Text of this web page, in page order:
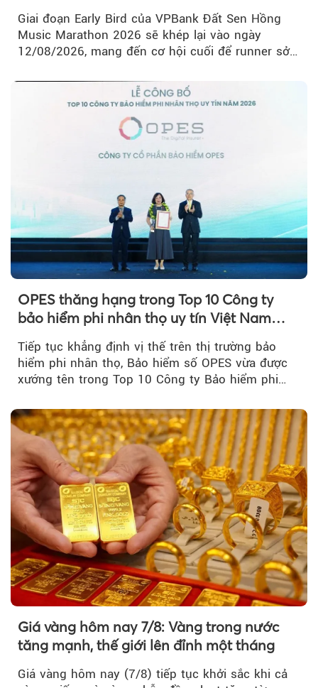
Giai đoạn Early Bird của VPBank Đất Sen Hồng
Music Marathon 2026 sẽ khép lại vào ngày
12/08/2026, mang đến cơ hội cuối để runner sở
OPES thăng hạng trong Top 10 Công ty
bảo hiểm phi nhân thọ uy tín Việt Nam
Tiếp tục khẳng định vị thế trên thị trường bảo
hiểm phi nhân thọ, Bảo hiểm số OPES vừa được
xướng tên trong Top 10 Công ty Bảo hiểm phi
Giá vàng hôm nay 7/8: Vàng trong nước
tăng mạnh, thế giới lên đỉnh một tháng
Giá vàng hôm nay (7/8) tiếp tục khởi sắc khi cả